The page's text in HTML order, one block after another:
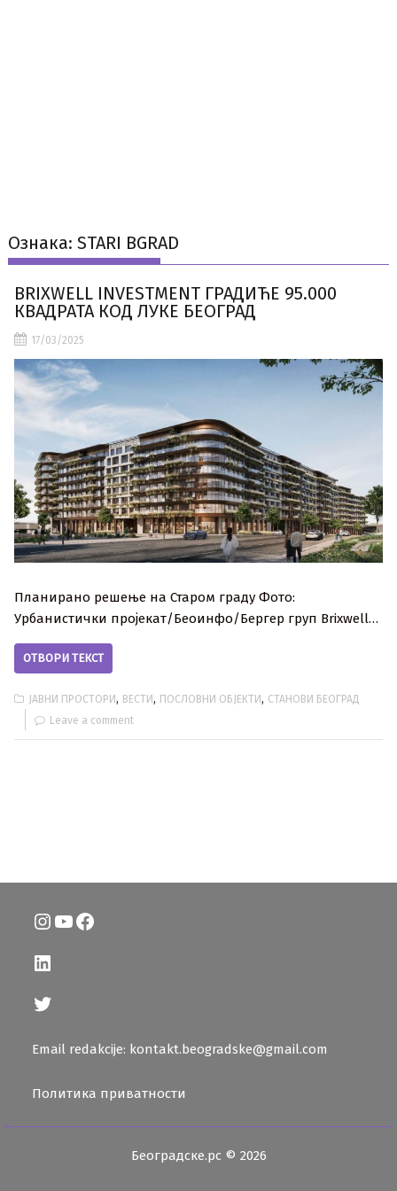
Ознака:STARI BGRAD
BRIXWELL INVESTMENT ГРАДИЋЕ 95.000
КВАДРАТА КОД ЛУКЕ БЕОГРАД
17/03/2025
Планирано решење на Старом граду Фото:
Урбанистички пројекат/Беоинфо/Бергер груп Brixwell…
ОТВОРИ ТЕКСТ
ЈАВНИ ПРОСТОРИ, ВЕСТИ, ПОСЛОВНИ ОБЈЕКТИ, СТАНОВИ БЕОГРАД
Leave a comment
Instagram
YouTube
Facebook
LinkedIn
Twitter
Email redakcije: kontakt.beogradske@gmail.com
Политика приватности
Београдске.рс © 2026